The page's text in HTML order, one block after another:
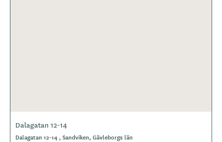
Dalagatan 12-14
Dalagatan 12-14 , Sandviken, Gävleborgs län